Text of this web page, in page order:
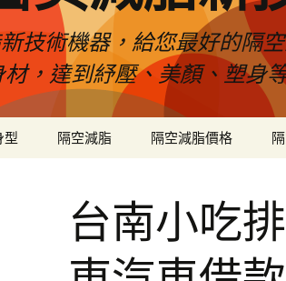
技術機器，給您最好的隔
，達到紓壓、美顏、塑身
型 隔空減脂 隔空減脂價格
台南小吃